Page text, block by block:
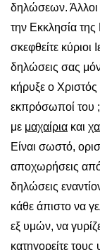
δηλώσεων. Άλλοι
την Εκκλησία της
σκεφθείτε κύριοι
δηλώσεις σας
κήρυξε ο Χριστός
εκπρόσωποί του
με μαχαίρια και
Είναι σωστό,
αποχωρήσεις από
δηλώσεις
κάθε άπιστο να
εξ υμών, να
κατηγορείτε